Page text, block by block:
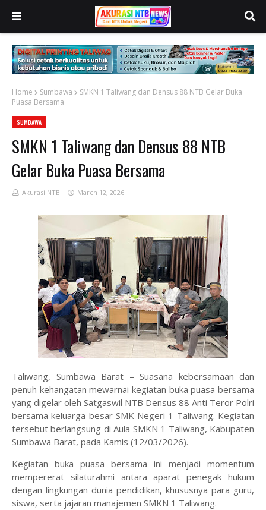
Home Sumbawa
‎SMKN 1 Taliwang dan Densus 88 NTB Gelar Buka
Puasa Bersama
SUMBAWA
‎SMKN 1 Taliwang dan Densus 88 NTB
Gelar Buka Puasa Bersama
Akurasi NTB March 12, 2026
Taliwang, Sumbawa Barat – Suasana kebersamaan dan
penuh kehangatan mewarnai kegiatan buka puasa bersama
yang digelar oleh Satgaswil NTB Densus 88 Anti Teror Polri
bersama keluarga besar SMK Negeri 1 Taliwang. Kegiatan
tersebut berlangsung di Aula SMKN 1 Taliwang, Kabupaten
Sumbawa Barat, pada Kamis (12/03/2026).
‎Kegiatan buka puasa bersama ini menjadi momentum
mempererat silaturahmi antara aparat penegak hukum
dengan lingkungan dunia pendidikan, khususnya para guru,
siswa, serta jajaran manajemen SMKN 1 Taliwang.